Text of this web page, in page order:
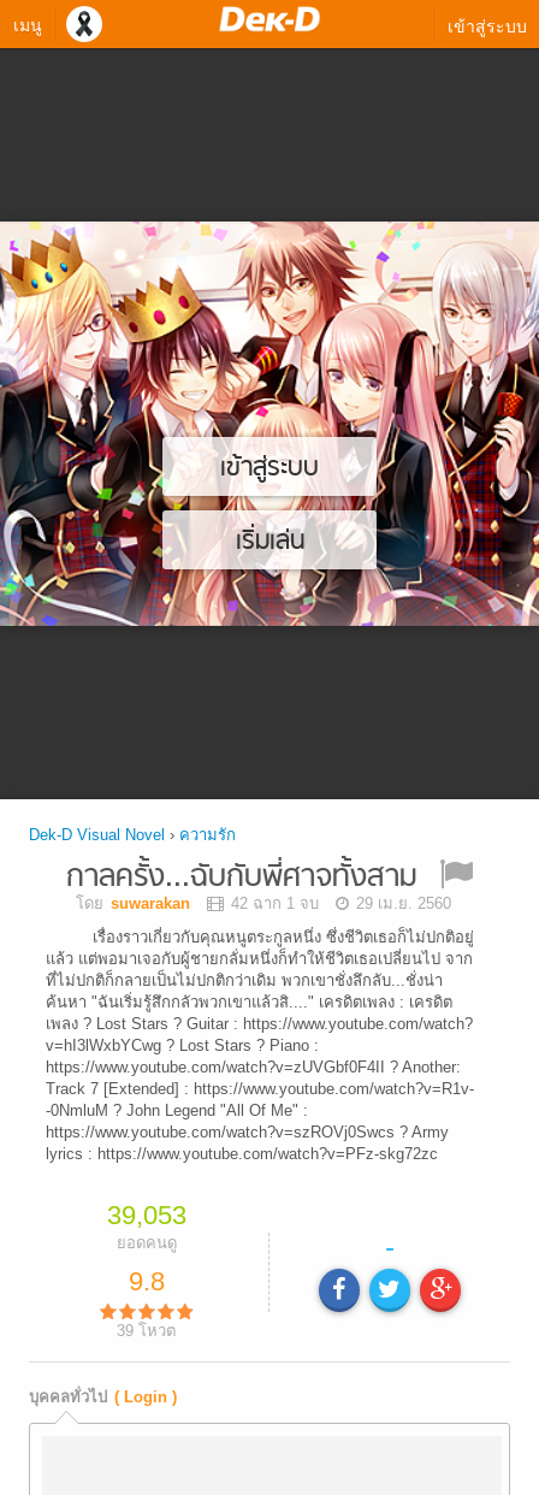
เมนู เข้าสู่ระบบ
เข้าสู่ระบบ
เริ่มเล่น
Dek-D Visual Novel › ความรัก
กาลครั้ง...ฉับกับพี่ศาจทั้งสาม
โดย suwarakan 42 ฉาก 1 จบ
29 เม.ย. 2560
เรื่องราวเกี่ยวกับคุณหนูตระกูลหนึ่ง ซึ่งชีวิตเธอก็ไม่ปกติอยู่
แล้ว แต่พอมาเจอกับผู้ชายกลั่มหนึ่งก็ทำให้ชีวิตเธอเปลี่ยนไป จาก
ที่ไม่ปกติก็กลายเป็นไม่ปกติกว่าเดิม พวกเขาชั่งลึกลับ...ชั่งน่า
ค้นหา "ฉันเริ่มรู้สึกกลัวพวกเขาแล้วสิ...." เครดิตเพลง : เครดิต
เพลง ? Lost Stars ? Guitar : https://www.youtube.com/watch?
v=hI3lWxbYCwg ? Lost Stars ? Piano :
https://www.youtube.com/watch?v=zUVGbf0F4II ? Another:
Track 7 [Extended] : https://www.youtube.com/watch?v=R1v-
-0NmluM ? John Legend "All Of Me" :
https://www.youtube.com/watch?v=szROVj0Swcs ? Army
lyrics : https://www.youtube.com/watch?v=PFz-skg72zc
39,053
ยอดคนดู
9.8
39 โหวต
-
บุคคลทั่วไป ( Login )